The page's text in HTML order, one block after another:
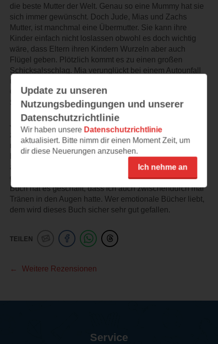
die beste Mutter der Welt. Genau so eine Mummy hat sie
sich immer gewünscht. Doch Jude, Mias und Zachs
Mutter, ist manchmal eine Übermutter. Sie kann ihre
Kinder einfach nicht loslassen obwohl es doch wichtig
wäre, dass Eltern ihren Kindern Wurzeln aber auch
Flügel geben. Plötzlich kommt es zu einen großen
Schicksalsschlag. Mia verunglückt bei einem Autounfall
und nichts mehr ist so wie es war. Als Lexi meint endlich
Glück im Leben zu haben durchkreuzt dieser
Schicksalsschlag ihren ganzen Lebenstraum.
Jeder weiß, wie ein Schicksalsschlag eine Familie
zerrütten kann. Jeder kommt mit der Trauer anders zu
recht. Manche fassen sich schneller wieder, andere
brauchen längere Zeit dazu. Doch den Schmerz erleben
alle am Anfang gleich stark. Das Buch ist sehr gefühlvoll
geschrieben. Es ist traurig aber auch schön. Und dieses
Buch hat es geschafft, dass ich auch zwischendurch mal
Tränen in den Augen hatte. Wer emotionale Bücher liebt,
dem wird dieses Buch sicher sehr gut gefallen.
TEILEN
Weitere Rezensionen
Update zu unseren
Nutzungsbedingungen und unserer
Datenschutzrichtlinie
Wir haben unsere Datenschutzrichtlinie
aktualisiert. Bitte nimm dir einen Moment Zeit, um
dir diese Neuerungen anzusehen.
Ich nehme an
Service